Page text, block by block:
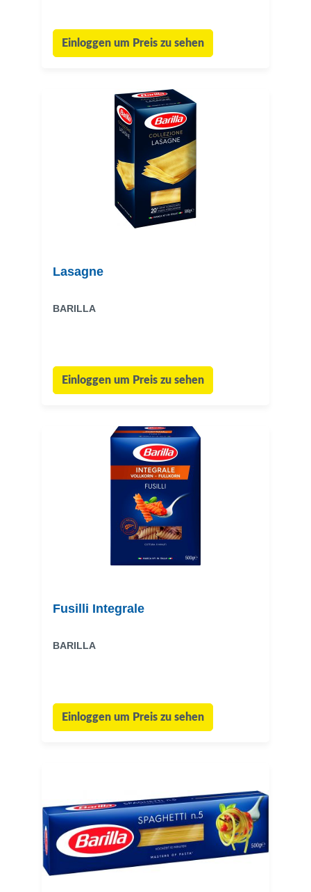
Einloggen um Preis zu sehen
Lasagne
BARILLA
Einloggen um Preis zu sehen
Fusilli Integrale
BARILLA
Einloggen um Preis zu sehen